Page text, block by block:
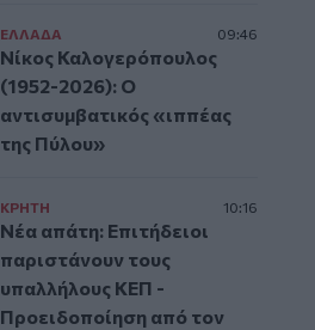
ΕΛΛAΔΑ 09:46
Νίκος Καλογερόπουλος
(1952-2026): O
αντισυμβατικός «ιππέας
της Πύλου»
ΚΡΗΤΗ 10:16
Νέα απάτη: Επιτήδειοι
παριστάνουν τους
υπαλλήλους ΚΕΠ -
Προειδοποίηση από τον